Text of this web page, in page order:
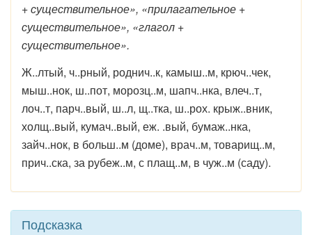
+ существительное», «прилагательное +
существительное», «глагол +
существительное».
Ж..лтый, ч..рный, роднич..к, камыш..м, крюч..чек,
мыш..нок, ш..пот, морозц..м, шапч..нка, влеч..т,
лоч..т, парч..вый, ш..л, щ..тка, ш..рох. крыж..вник,
холщ..вый, кумач..вый, еж. .вый, бумаж..нка,
зайч..нок, в больш..м (доме), врач..м, товарищ..м,
прич..ска, за рубеж..м, с плащ..м, в чуж..м (саду).
Подсказка